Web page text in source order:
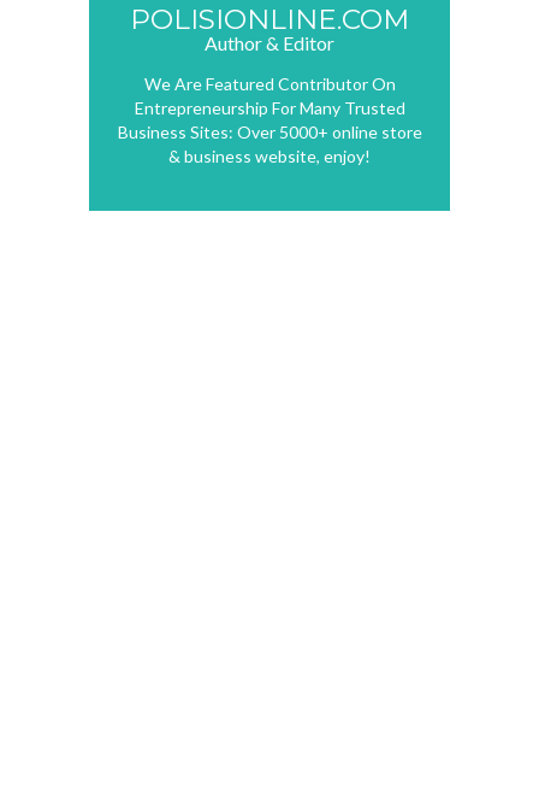
POLISIONLINE.COM
Author & Editor
We Are Featured Contributor On
Entrepreneurship For Many Trusted
Business Sites: Over 5000+ online store
& business website, enjoy!